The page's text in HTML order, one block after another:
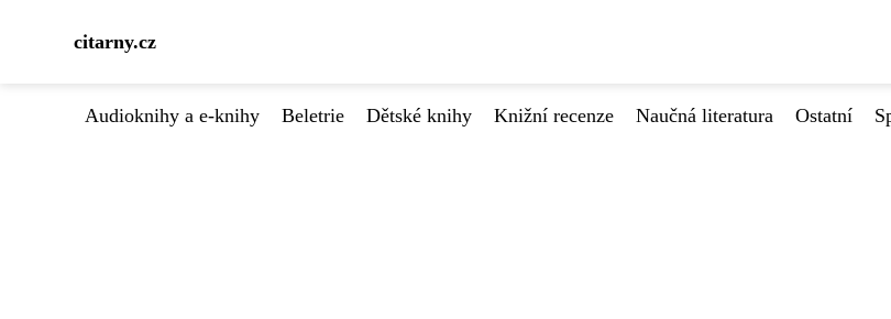
citarny.cz
Audioknihy a e-knihy Beletrie Dětské knihy Knižní recenze Naučná literatura Ostatní